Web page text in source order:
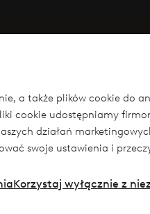
a także plików cookie do
cookie udostępniamy
działań
swoje ustawienia i
Korzystaj wyłącznie z
Instagram